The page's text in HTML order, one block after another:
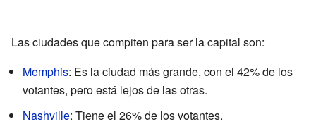
Las ciudades que compiten para ser la capital son:
Memphis: Es la ciudad más grande, con el 42% de los
votantes, pero está lejos de las otras.
Nashville: Tiene el 26% de los votantes.